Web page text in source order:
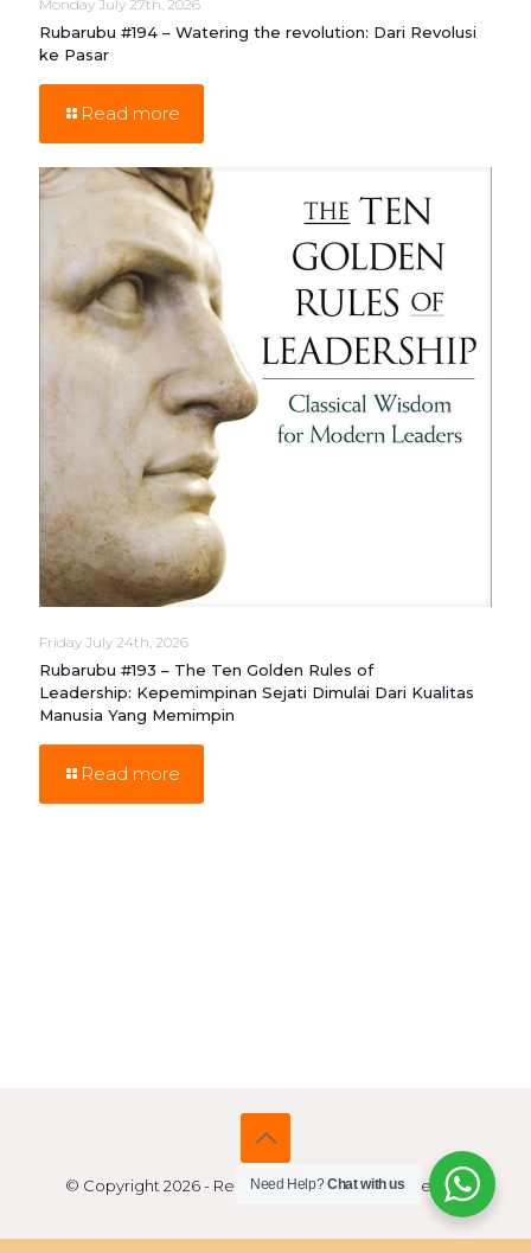
Monday July 27th, 2026
Rubarubu #194 – Watering the revolution: Dari Revolusi
ke Pasar
Read more
Friday July 24th, 2026
Rubarubu #193 – The Ten Golden Rules of
Leadership: Kepemimpinan Sejati Dimulai Dari Kualitas
Manusia Yang Memimpin
Read more
© Copyright 2026 - Re-Mark Asia | All Rights Reserved
Need Help?Chat with us